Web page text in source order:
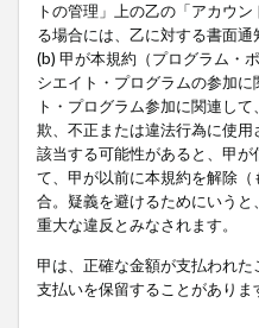
トの管理」上の乙の「アカウ
る場合には、乙に対する書面
(b) 甲が本規約（プログラム・
シエイト・プログラムの参加
ト・プログラム参加に関連し
欺、不正または違法行為に使
該当する可能性があると、甲
て、甲が以前に本規約を解除
合。疑義を避けるためにいう
重大な違反とみなされます。
甲は、正確な金額が支払われ
支払いを保留することがありま